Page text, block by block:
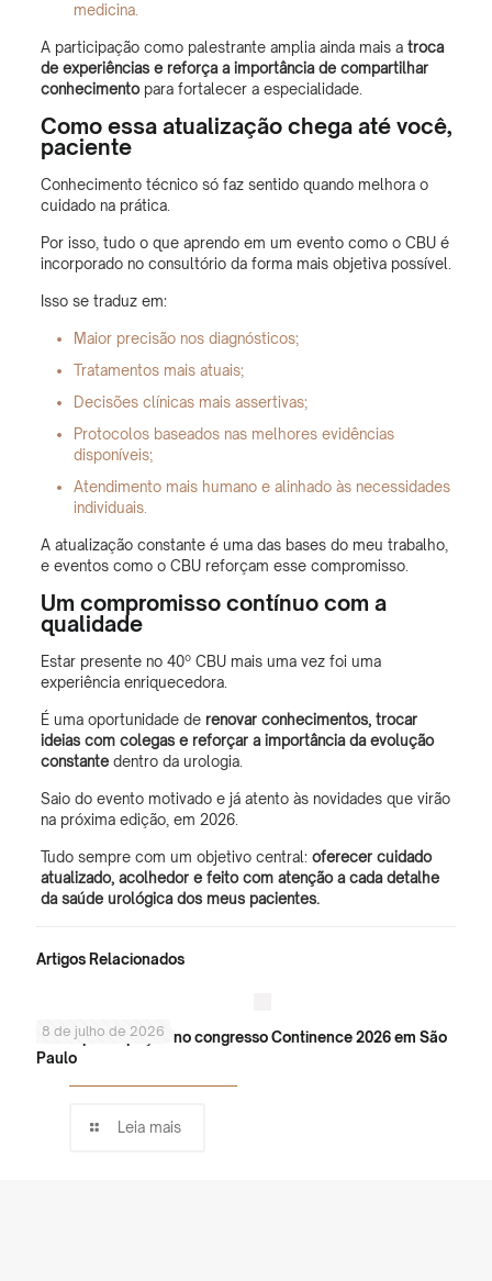
medicina.
A participação como palestrante amplia ainda mais a troca
de experiências e reforça a importância de compartilhar
conhecimentopara fortalecer a especialidade.
Como essa atualização chega até você,
paciente
Conhecimento técnico só faz sentido quando melhora o
cuidado na prática.
Por isso, tudo o que aprendo em um evento como o CBU é
incorporado no consultório da forma mais objetiva possível.
Isso se traduz em:
Maior precisão nos diagnósticos;
Tratamentos mais atuais;
Decisões clínicas mais assertivas;
Protocolos baseados nas melhores evidências
disponíveis;
Atendimento mais humano e alinhado às necessidades
individuais.
A atualização constante é uma das bases do meu trabalho,
e eventos como o CBU reforçam esse compromisso.
Um compromisso contínuo com a
qualidade
Estar presente no 40º CBU mais uma vez foi uma
experiência enriquecedora.
É uma oportunidade de renovar conhecimentos, trocar
ideias com colegas e reforçar a importância da evolução
constantedentro da urologia.
Saio do evento motivado e já atento às novidades que virão
na próxima edição, em 2026.
Tudo sempre com um objetivo central: oferecer cuidado
atualizado, acolhedor e feito com atenção a cada detalhe
da saúde urológica dos meus pacientes.
Artigos Relacionados
8 de julho de 2026
Minha participação no congresso Continence 2026 em São
Paulo
Leia mais